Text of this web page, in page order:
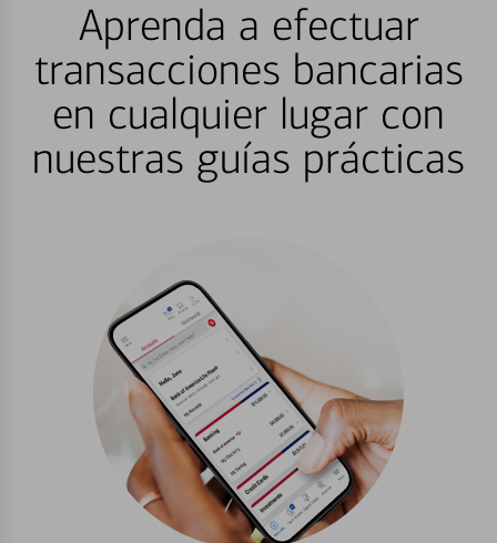
Aprenda a efectuar
transacciones bancarias
en cualquier lugar con
nuestras guías prácticas